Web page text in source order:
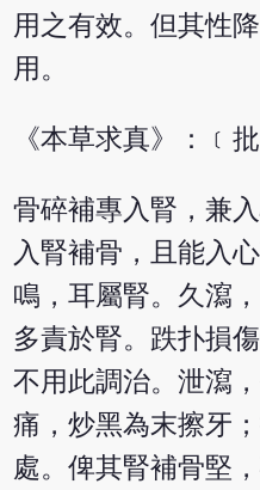
用之有效。但其性
用。
《本草求真》：﹝
骨碎補專入腎，兼
入腎補骨，且能入
鳴，耳屬腎。久瀉
多責於腎。跌扑損
不用此調治。泄瀉
痛，炒黑為末擦牙
處。俾其腎補骨堅